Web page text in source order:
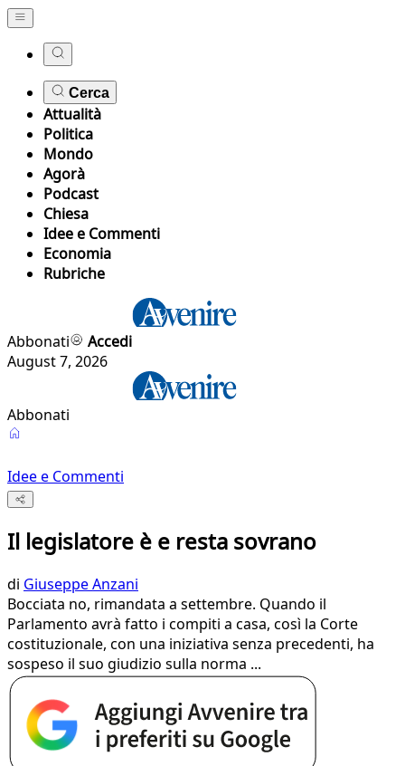
Cerca
Attualità
Politica
Mondo
Agorà
Podcast
Chiesa
Idee e Commenti
Economia
Rubriche
Abbonati
Accedi
August 7, 2026
Abbonati
Idee e Commenti
Il legislatore è e resta sovrano
di Giuseppe Anzani
Bocciata no, rimandata a settembre. Quando il
Parlamento avrà fatto i compiti a casa, così la Corte
costituzionale, con una iniziativa senza precedenti, ha
sospeso il suo giudizio sulla norma ...